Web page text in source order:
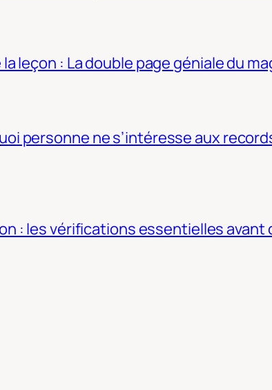
leçon : La double page géniale du
personne ne s’intéresse aux
: les vérifications essentielles